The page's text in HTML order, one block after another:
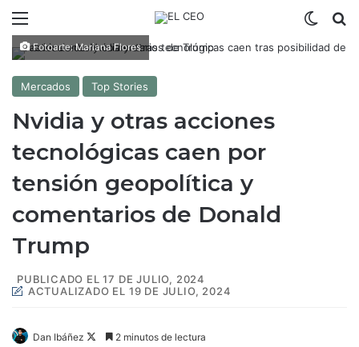
Fotoarte: Mariana Flores
Mercados Top Stories
Nvidia y otras acciones
tecnológicas caen por
tensión geopolítica y
comentarios de Donald
Trump
PUBLICADO EL 17 DE JULIO, 2024
ACTUALIZADO EL 19 DE JULIO, 2024
Dan Ibáñez 2 minutos de lectura